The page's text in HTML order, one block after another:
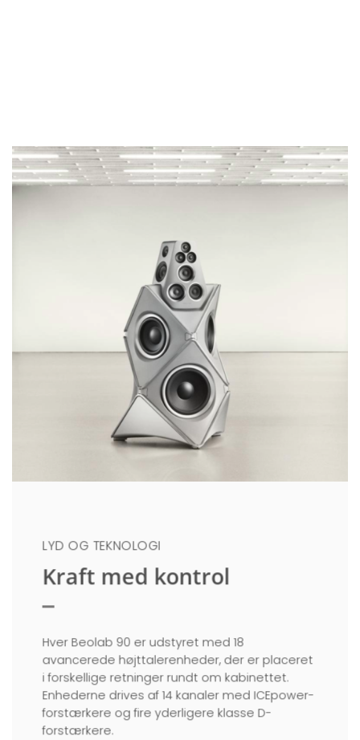
LYD OG TEKNOLOGI
Kraft med kontrol
Hver Beolab 90 er udstyret med 18
avancerede højttalerenheder, der er placeret
i forskellige retninger rundt om kabinettet.
Enhederne drives af 14 kanaler med ICEpower-
forstærkere og fire yderligere klasse D-
forstærkere.